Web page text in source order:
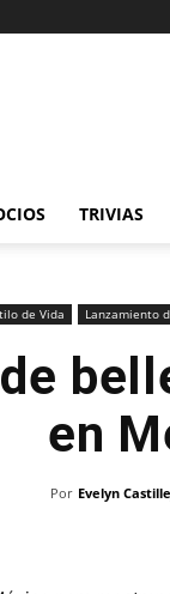
TRIVIAS
de Vida Lanzamiento
en
Por Evelyn